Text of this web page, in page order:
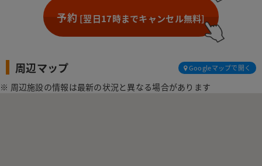
予約 [翌日17時までキャンセル無料]
周辺マップ Googleマップで開く
※ 周辺施設の情報は最新の状況と異なる場合があります